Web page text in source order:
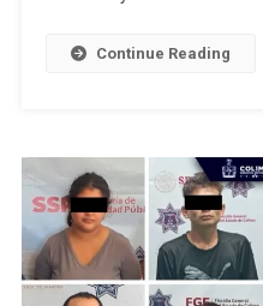
Continue Reading